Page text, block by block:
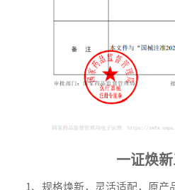
一证焕
1、规格焕新，灵活适配，原产